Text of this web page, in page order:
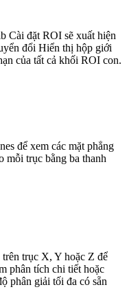
Cài đặt ROI sẽ xuất hiện
đổi Hiển thị hộp giới
của tất cả khối ROI con.
để xem các mặt phẳng
mỗi trục bằng ba thanh
trục X, Y hoặc Z để
phân tích chi tiết hoặc
phân giải tối đa có sẵn